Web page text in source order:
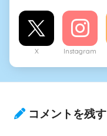
X Instagram
コメントを残す